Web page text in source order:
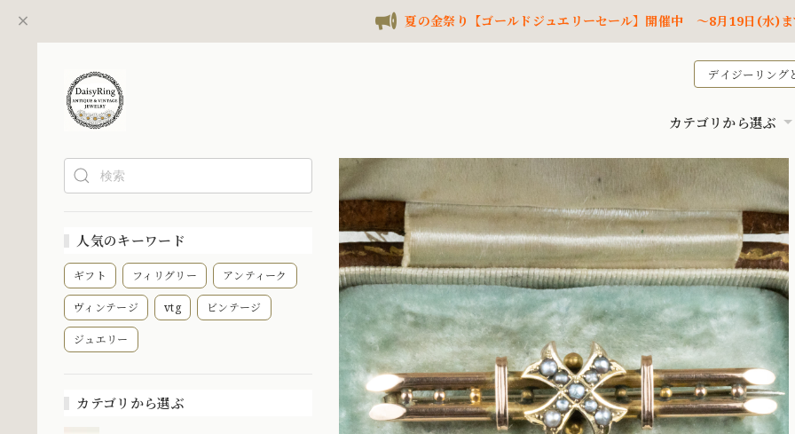
夏の金祭り【ゴールドジュエリーセール】開催中 ～8月19日(水)
デイジーリング
カテゴリから選ぶ
人気のキーワード
ギフト フィリグリー アンティーク
ヴィンテージ vtg ビンテージ
ジュエリー
カテゴリから選ぶ